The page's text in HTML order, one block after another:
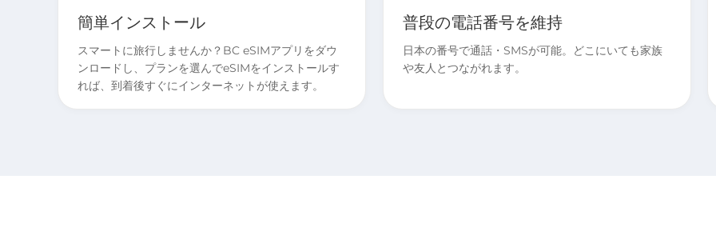
簡単インストール
スマートに旅行しませんか？BC eSIMアプリをダウ
ンロードし、プランを選んでeSIMをインストールす
れば、到着後すぐにインターネットが使えます。
普段の電話番号を維持
日本の番号で通話・SMSが可能。どこにいても家族
や友人とつながれます。